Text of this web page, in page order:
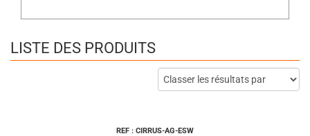
LISTE DES PRODUITS
REF : CIRRUS-AG-ESW